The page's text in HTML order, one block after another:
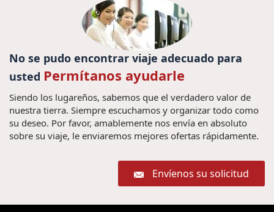
festival de vietnam (5) ,Excurcões na Tailândia (1) ,
vacaciones Hoian (2) ,Viajes a Bagan (1) ,
viagens ao laos (1) ,Trajes tradicionais
Indochina (1) ,Vacación en Vietnam (1) ,
Visitar vietna (1) ,Festival de la Luna (3) ,
Descubrir Laos (8) , U Bein Puente (1) ,Descobrir Tailândia
(1) ,Vietnam y Tailandias 14 dias (1) ,Mercados Hanoi (1) ,
Guia de Viaje Myanmar (4) ,Viaje en familia a
Tailandia (1) ,
Excusiones Laos (4) ,Viajes a Myanmar y
Cimeira de Hanói 2019 (1) ,
Férias em Laos (1) ,
Descubrir Vietnam (26) ,viagem no Hoian (1) ,
No se pudo encontrar viaje adecuado para
usted Permítanos ayudarle
Siendo los lugareños, sabemos que el verdadero valor de
nuestra tierra. Siempre escuchamos y organizar todo como
su deseo. Por favor, amablemente nos envía en absoluto
sobre su viaje, le enviaremos mejores ofertas rápidamente.
Envíenos su solicitud